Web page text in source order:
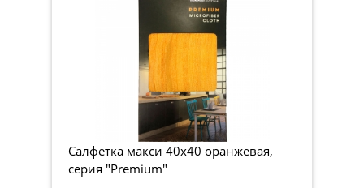
Салфетка макси 40х40 оранжевая,
серия "Premium"